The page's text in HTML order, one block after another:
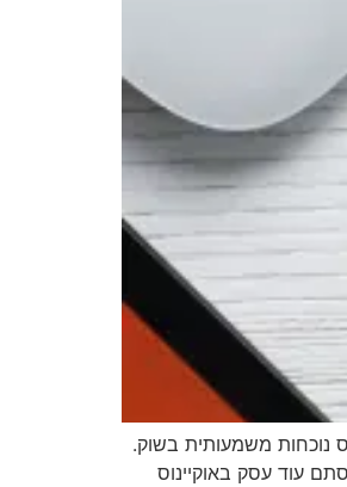
נוכחות משמעותית בשוק.
עוד עסק באוקיינוס